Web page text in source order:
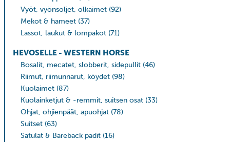
Vyöt, vyönsoljet, olkaimet (92)
Mekot & hameet (37)
Lassot, laukut & lompakot (71)
HEVOSELLE - WESTERN HORSE
Bosalit, mecatet, slobberit, sidepullit (46)
Riimut, riimunnarut, köydet (98)
Kuolaimet (87)
Kuolainketjut & -remmit, suitsen osat (33)
Ohjat, ohjienpäät, apuohjat (78)
Suitset (63)
Satulat & Bareback padit (16)